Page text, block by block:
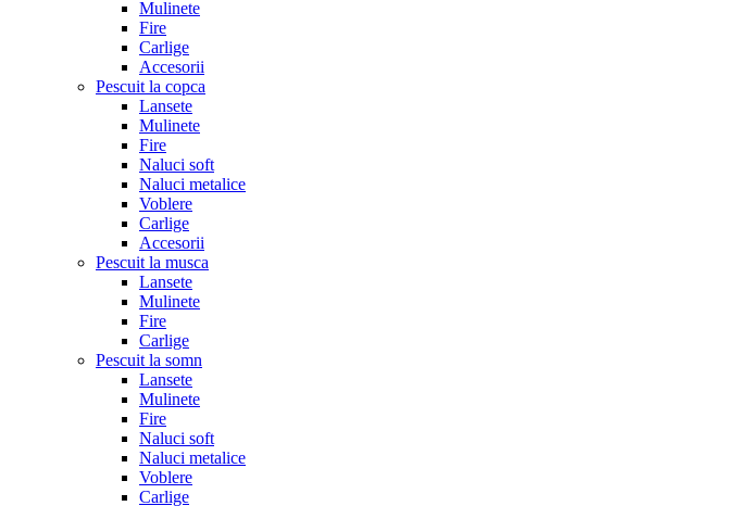
Mulinete
Fire
Carlige
Accesorii
Pescuit la copca
Lansete
Mulinete
Fire
Naluci soft
Naluci metalice
Voblere
Carlige
Accesorii
Pescuit la musca
Lansete
Mulinete
Fire
Carlige
Pescuit la somn
Lansete
Mulinete
Fire
Naluci soft
Naluci metalice
Voblere
Carlige